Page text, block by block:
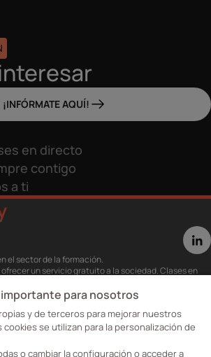
¡INFÓRMATE AQUÍ!
en directo
contigo
a ti
el sector de la formación.
ofrecer un servicio gratuito a la sociedad. Clases en
para estudiantes…
tu formación ya seas opositor o estés formándote
empleo.
contenido a la carta para ver cuándo y dónde
para nosotros
y de terceros para mejorar nuestros
cookies se utilizan para la personalización de
o cambiar la configuración o acceder a